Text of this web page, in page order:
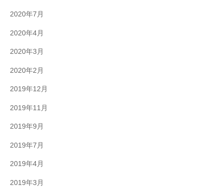
2020年7月
2020年4月
2020年3月
2020年2月
2019年12月
2019年11月
2019年9月
2019年7月
2019年4月
2019年3月